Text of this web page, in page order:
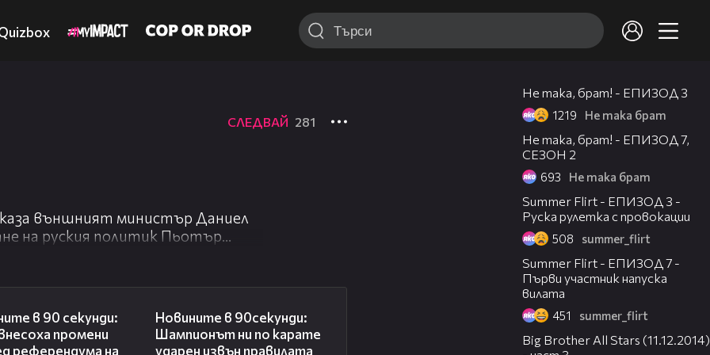
СЛЕДВАЙ 281
каза външният министър Даниел
на руския политик Пьотър
изцяло купена от Русия. Митов
за двустранните отношения.
и линк към статуса на
в 90 секунди:
промени
референдума на
Новините в 90секунди:
Шампионът ни по карате
ударен извън правилата
Не така, брат! - ЕПИЗОД 3
1219 Не така брат
Не така, брат! - ЕПИЗОД 7,
СЕЗОН 2
693 Не така брат
Summer Flirt - ЕПИЗОД 3 -
Руска рулетка с провокации
508 summer_flirt
Summer Flirt - ЕПИЗОД 7 -
Първи участник напуска
вилата
451 summer_flirt
Big Brother All Stars (11.12.2014)